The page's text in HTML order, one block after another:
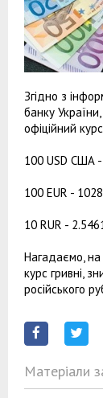
Згідно з
банку
офіційний
100 USD США
100 EUR -
10 RUR -
Нагадаємо, на
курс гривні,
російського
Матеріали